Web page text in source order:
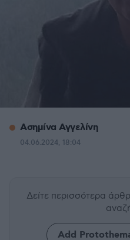
Ασημίνα Αγγελίνη
04.06.2024, 18:04
Δείτε περισσότερα
Add